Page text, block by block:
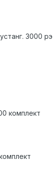
3000 рэ
комплект